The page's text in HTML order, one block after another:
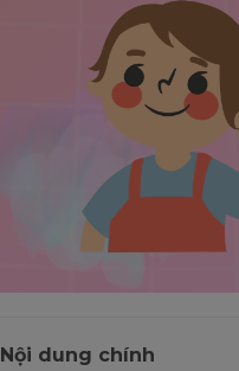
Nội dung chính